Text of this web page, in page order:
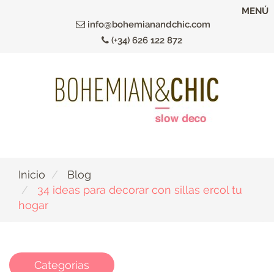
info@bohemianandchic.com
(+34) 626 122 872
MENÚ
Inicio
Blog
34 ideas para decorar con sillas ercol tu
hogar
Categorias